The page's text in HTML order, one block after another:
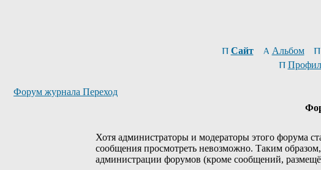
Сайт Альбом
Форум журнала Переход
Хотя администраторы и модераторы этого форума
сообщения просмотреть невозможно. Таким образом,
администрации форумов (кроме сообщений,